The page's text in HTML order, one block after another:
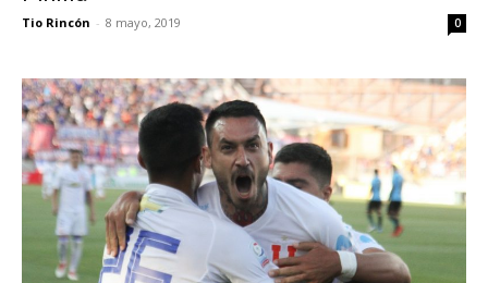
Tio Rincón - 8 mayo, 2019 0